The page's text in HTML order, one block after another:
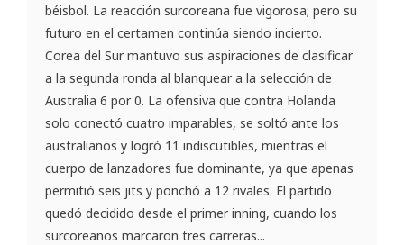
béisbol. La reacción surcoreana fue vigorosa; pero su
futuro en el certamen continúa siendo incierto.
Corea del Sur mantuvo sus aspiraciones de clasificar
a la segunda ronda al blanquear a la selección de
Australia 6 por 0. La ofensiva que contra Holanda
solo conectó cuatro imparables, se soltó ante los
australianos y logró 11 indiscutibles, mientras el
cuerpo de lanzadores fue dominante, ya que apenas
permitió seis jits y ponchó a 12 rivales. El partido
quedó decidido desde el primer inning, cuando los
surcoreanos marcaron tres carreras...